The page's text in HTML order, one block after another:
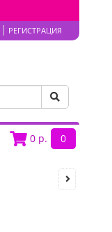
РЕГИСТРАЦИЯ
0 р. 0